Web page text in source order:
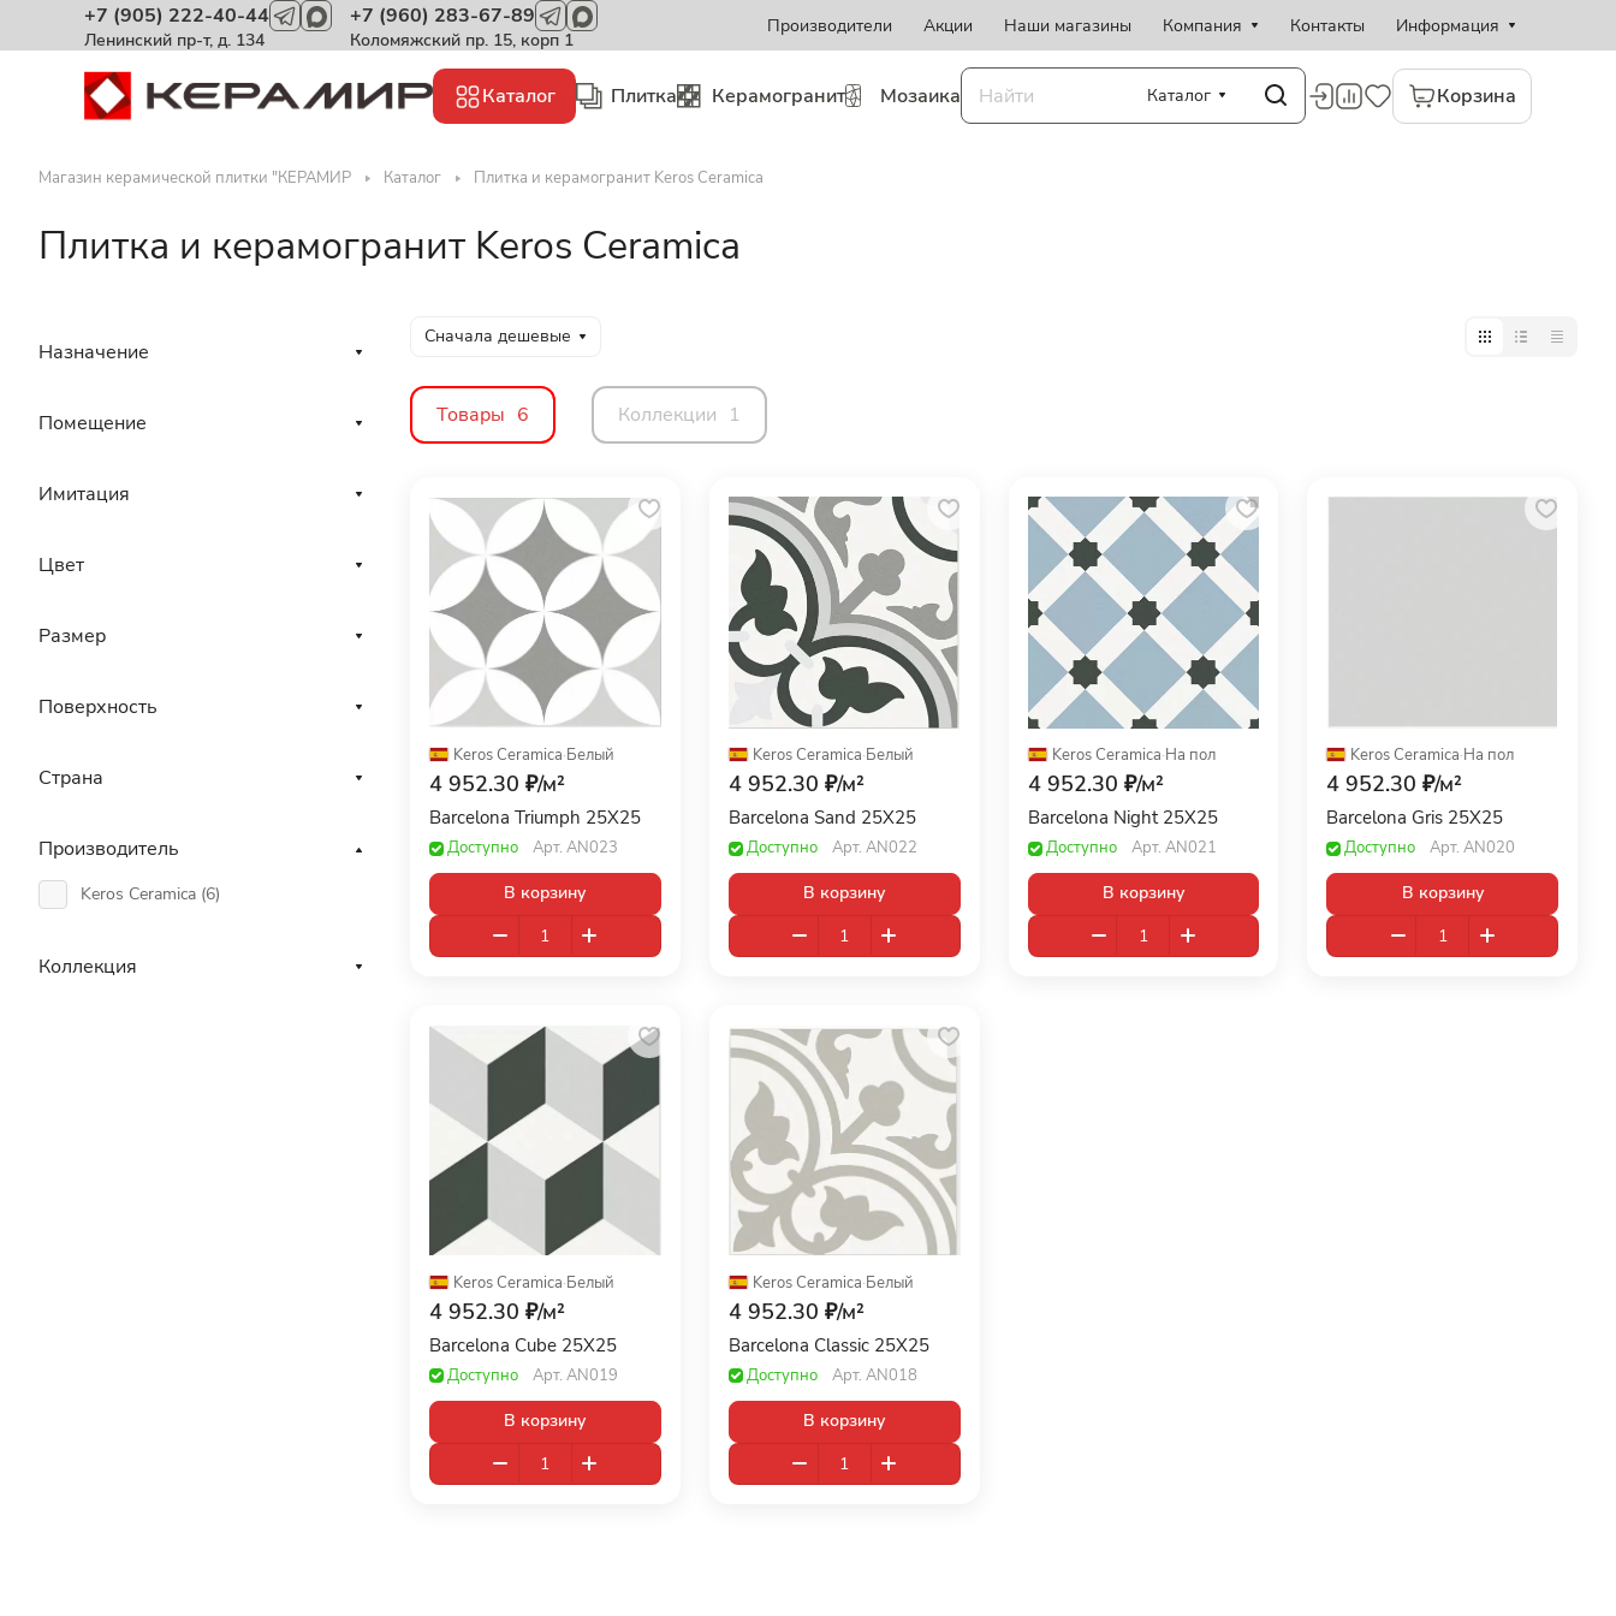
+7 (905) 222-40-44
Ленинский пр-т, д. 134
+7 (960) 283-67-89
Коломяжский пр. 15, корп 1
Производители Акции Наши магазины Компания Контакты Информация
Каталог Плитка Керамогранит Мозаика Каталог Корзина
Магазин керамической плитки "КЕРАМИР Каталог Плитка и керамогранит Keros Ceramica
Плитка и керамогранит Keros Ceramica
Сначала дешевые
Товары 6 Коллекции 1
Keros Ceramica·Белый
4 952.30 ₽/м²
Barcelona Triumph 25X25
Доступно Арт. AN023
В корзину
Keros Ceramica·Белый
4 952.30 ₽/м²
Barcelona Sand 25X25
Доступно Арт. AN022
В корзину
Keros Ceramica·На пол
4 952.30 ₽/м²
Barcelona Night 25X25
Доступно Арт. AN021
В корзину
Keros Ceramica·На пол
4 952.30 ₽/м²
Barcelona Gris 25X25
Доступно Арт.AN020
В корзину
Keros Ceramica·Белый
4 952.30 ₽/м²
Barcelona Cube 25X25
Доступно Арт. AN019
В корзину
Keros Ceramica·Белый
4 952.30 ₽/м²
Barcelona Classic 25X25
Доступно Арт. AN018
В корзину
Назначение
Помещение
Имитация
Цвет
Размер
Поверхность
Страна
Производитель
Keros Ceramica (6)
Коллекция